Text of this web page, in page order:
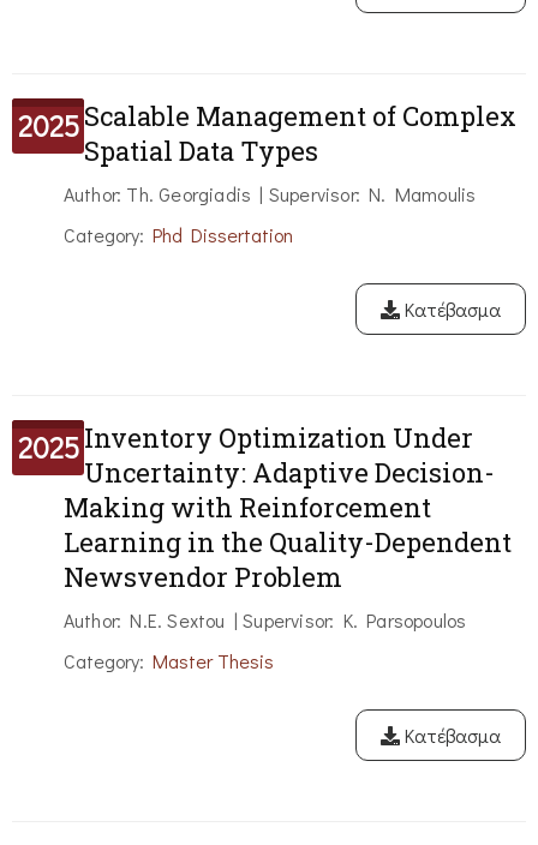
2025Scalable Management of Complex
Spatial Data Types
Author: Th. Georgiadis | Supervisor: N. Mamoulis
Category: Phd Dissertation
Κατέβασμα
2025Inventory Optimization Under
Uncertainty: Adaptive Decision-
Making with Reinforcement
Learning in the Quality-Dependent
Newsvendor Problem
Author: N.E. Sextou | Supervisor: K. Parsopoulos
Category: Master Thesis
Κατέβασμα